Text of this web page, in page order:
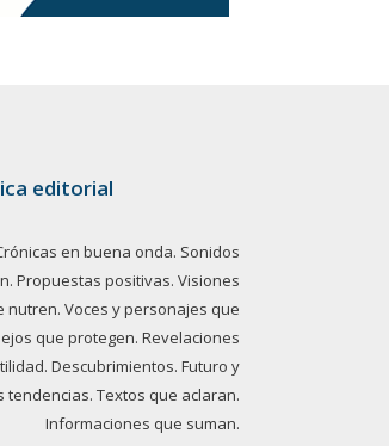
editorial
en buena onda. Sonidos
Propuestas positivas. Visiones
nutren. Voces y personajes que
que protegen. Revelaciones
Descubrimientos. Futuro y
tendencias. Textos que aclaran.
Informaciones que suman.